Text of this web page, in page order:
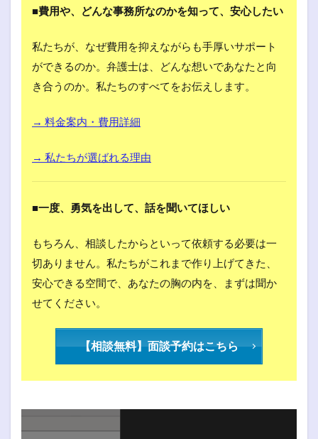
■費用や、どんな事務所なのかを知って、安心したい
私たちが、なぜ費用を抑えながらも手厚いサポート
ができるのか。弁護士は、どんな想いであなたと向
き合うのか。私たちのすべてをお伝えします。
→ 料金案内・費用詳細
→ 私たちが選ばれる理由
■一度、勇気を出して、話を聞いてほしい
もちろん、相談したからといって依頼する必要は一
切ありません。私たちがこれまで作り上げてきた、
安心できる空間で、あなたの胸の内を、まずは聞か
せてください。
【相談無料】面談予約はこちら